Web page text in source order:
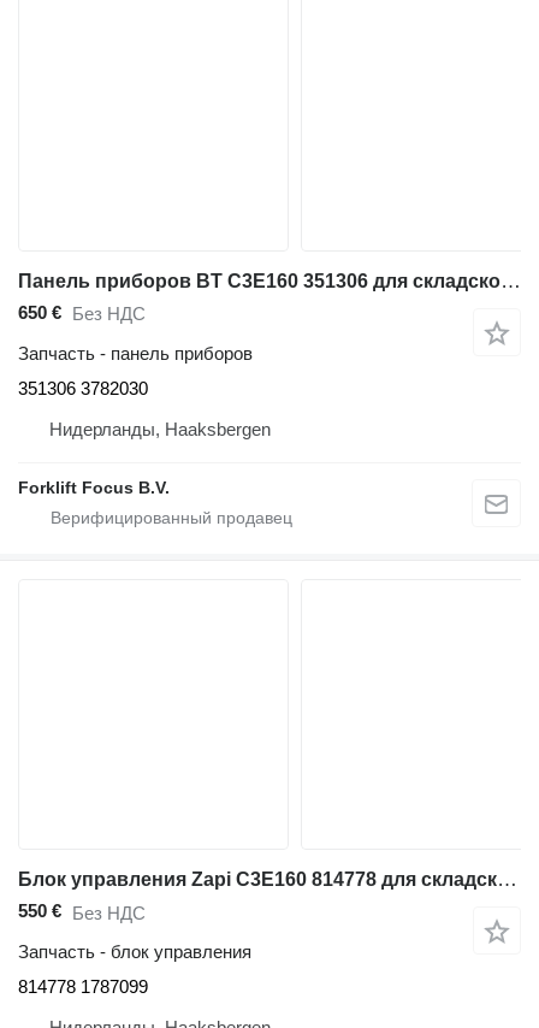
Панель приборов BT C3E160 351306 для складской техники BT C3E160
650 €
Без НДС
Запчасть - панель приборов
351306 3782030
Нидерланды, Haaksbergen
Forklift Focus B.V.
Блок управления Zapi C3E160 814778 для складской техники BT C3E160
550 € Без НДС
Запчасть - блок управления
814778 1787099